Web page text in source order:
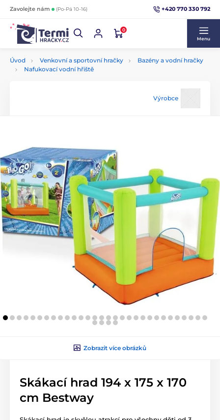
Zavolejte nám (Po-Pá 10-16) +420 770 330 792
0
Menu
Úvod Venkovní a sportovní hračky
Bazény a vodní hračky
Nafukovací vodní hřiště
Výrobce
Zobrazit více obrázků
Skákací hrad 194 x 175 x 170
cm Bestway